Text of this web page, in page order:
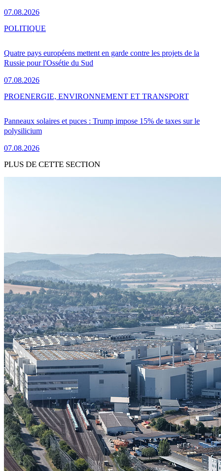
07.08.2026
Quatre pays européens mettent en garde contre les projets de la
Russie pour l'Ossétie du Sud
07.08.2026
POLITIQUE
Panneaux solaires et puces : Trump impose 15% de taxes sur le
polysilicium
07.08.2026
PROENERGIE, ENVIRONNEMENT ET TRANSPORT
PLUS DE CETTE SECTION